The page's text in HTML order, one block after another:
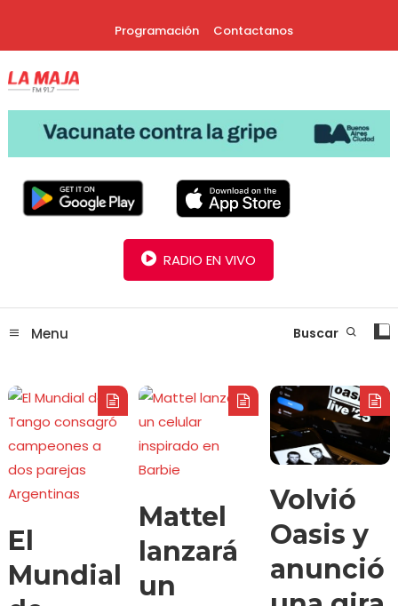
Programación Contactanos
Radio La Maja
RADIO EN VIVO
Menu Buscar
El
Mundial
Mattel
lanzará
un
Volvió
Oasis y
anunció